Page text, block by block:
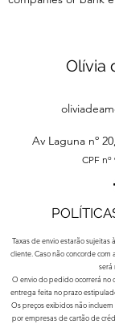
Olívia
Av Laguna nº
CPF nº
Taxas de envio estarão sujeitas
cliente. Caso não concorde com
será
O envio do pedido ocorrerá no
entrega feita no prazo
Os preços exibidos não
por empresas de cartão de